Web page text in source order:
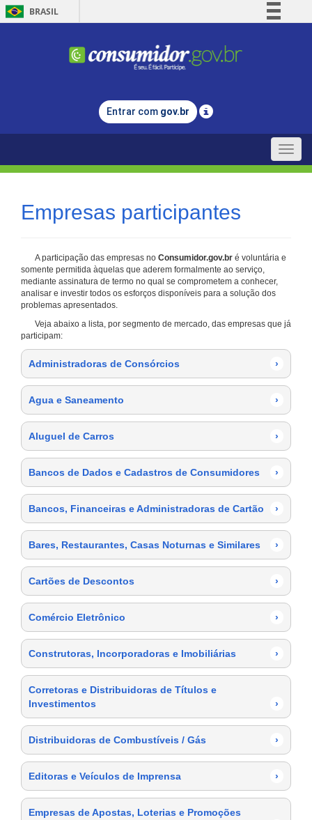
BRASIL
Comunica BR
Legislação
Entrar com gov.br
Toggle
Empresas participantes
A participação das empresas no Consumidor.gov.br é voluntária e
somente permitida àquelas que aderem formalmente ao serviço,
mediante assinatura de termo no qual se comprometem a conhecer,
analisar e investir todos os esforços disponíveis para a solução dos
problemas apresentados.
Veja abaixo a lista, por segmento de mercado, das empresas que já
participam:
Administradoras de Consórcios ›
Agua e Saneamento ›
Aluguel de Carros ›
Bancos de Dados e Cadastros de Consumidores ›
Bancos, Financeiras e Administradoras de Cartão ›
Bares, Restaurantes, Casas Noturnas e Similares ›
Cartões de Descontos ›
Comércio Eletrônico ›
Construtoras, Incorporadoras e Imobiliárias ›
Corretoras e Distribuidoras de Títulos e
Investimentos
›
Distribuidoras de Combustíveis / Gás ›
Editoras e Veículos de Imprensa ›
Empresas de Apostas, Loterias e Promoções